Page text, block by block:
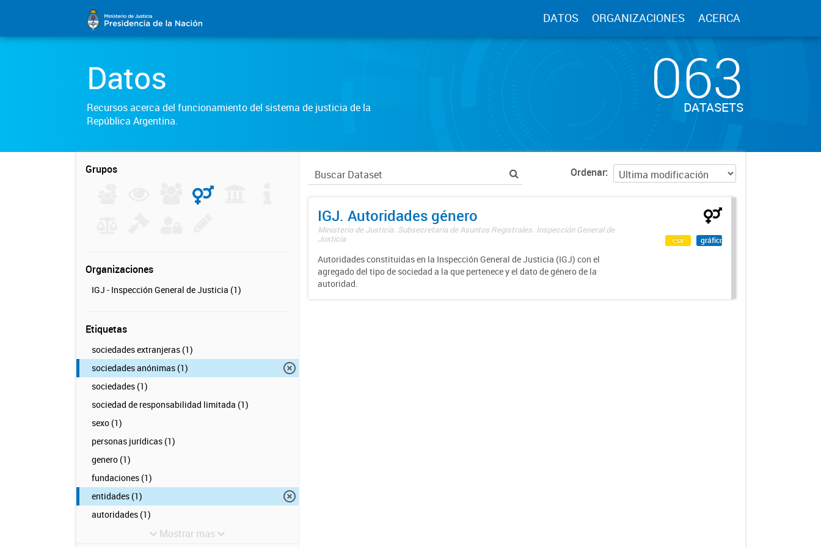
DATOS ORGANIZACIONES ACERCA
Datos
Recursos acerca del funcionamiento del sistema de justicia de la
República Argentina.
063
DATASETS
Grupos
Organizaciones
IGJ - Inspección General de Justicia (1)
Etiquetas
sociedades extranjeras (1)
sociedades anónimas (1)
sociedades (1)
sociedad de responsabilidad limitada (1)
sexo (1)
personas jurídicas (1)
genero (1)
fundaciones (1)
entidades (1)
autoridades (1)
Mostrar mas
Ordenar
IGJ. Autoridades género
Ministerio de Justicia. Subsecretaría de Asuntos Registrales. Inspección General de
Justicia
Autoridades constituidas en la Inspección General de Justicia (IGJ) con el
agregado del tipo de sociedad a la que pertenece y el dato de género de la
autoridad.
csv gráfico